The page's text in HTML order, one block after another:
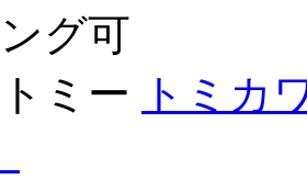
グ可
ミー
トミカ